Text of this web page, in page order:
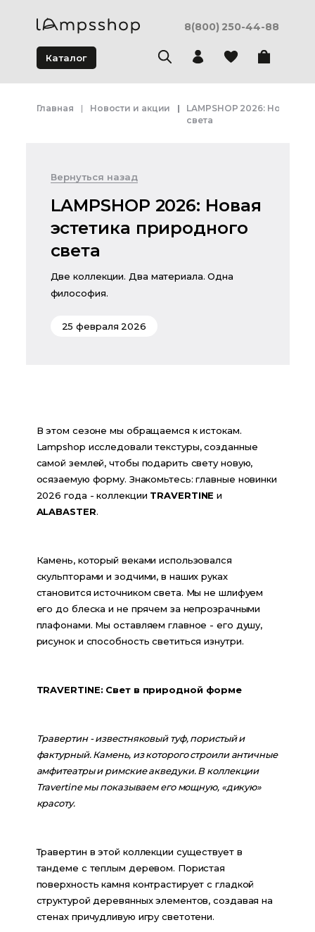
8(800) 250-44-88
Каталог
Главная Новости и акции
LAMPSHOP 2026: Новая
света
Вернуться назад
LAMPSHOP 2026: Новая
эстетика природного
света
Две коллекции. Два материала. Одна
философия.
25 февраля 2026
В этом сезоне мы обращаемся к истокам.
Lampshop исследовали текстуры, созданные
самой землей, чтобы подарить свету новую,
осязаемую форму. Знакомьтесь: главные новинки
2026 года - коллекции TRAVERTINE
ALABASTER.
Камень, который веками использовался
скульпторами и зодчими, в наших руках
становится источником света. Мы не шлифуем
его до блеска и не прячем за непрозрачными
плафонами. Мы оставляем главное - его душу,
рисунок и способность светиться изнутри.
TRAVERTINE: Свет в природной форме
Травертин - известняковый туф, пористый и
фактурный. Камень, из которого строили античные
амфитеатры и римские акведуки. В коллекции
Travertine мы показываем его мощную, «дикую»
красоту.
Травертин в этой коллекции существует в
тандеме с теплым деревом. Пористая
поверхность камня контрастирует с гладкой
структурой деревянных элементов, создавая на
стенах причудливую игру светотени.